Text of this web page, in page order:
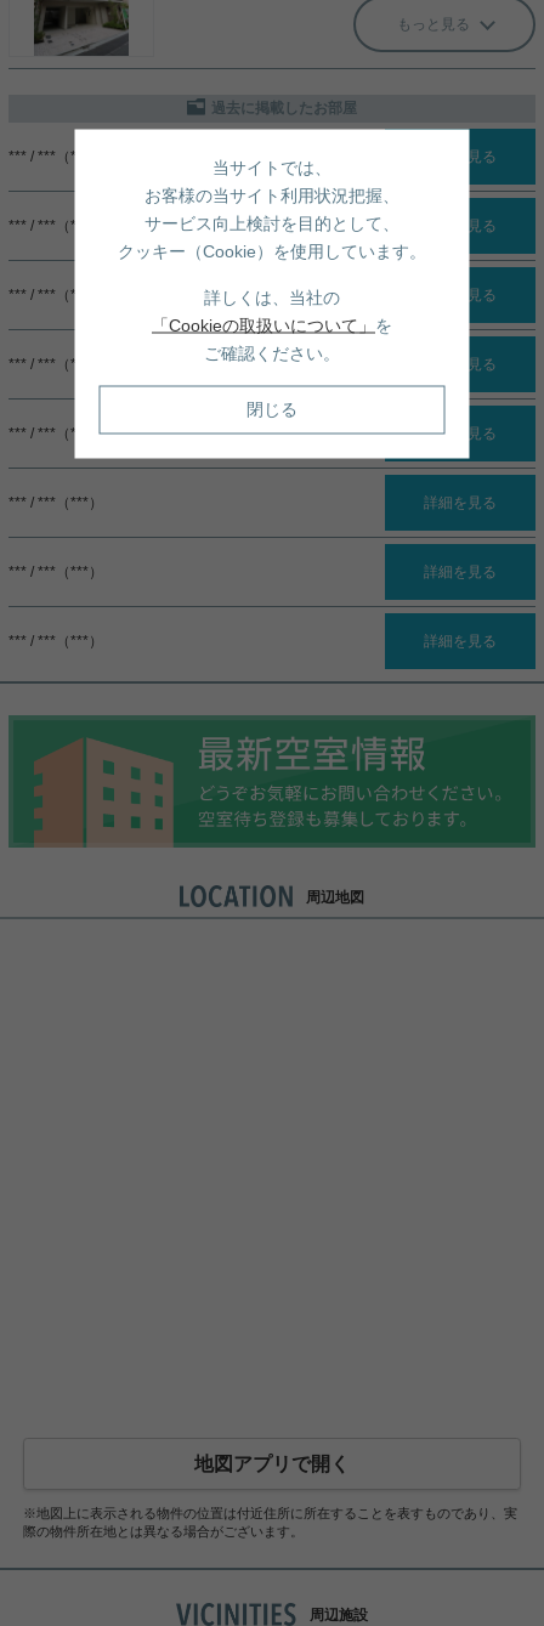
もっと見る
過去に掲載したお部屋
*** / ***（***） 詳細を見る
*** / ***（***） 詳細を見る
*** / ***（***） 詳細を見る
*** / ***（***） 詳細を見る
*** / ***（***） 詳細を見る
*** / ***（***） 詳細を見る
*** / ***（***） 詳細を見る
*** / ***（***） 詳細を見る
周辺地図
地図アプリで開く
※地図上に表示される物件の位置は付近住所に所在することを表すものであり、実
際の物件所在地とは異なる場合がございます。
周辺施設
当サイトでは、
お客様の当サイト利用状況把握、
サービス向上検討を目的として、
クッキー（Cookie）を使用しています。
詳しくは、当社の
「Cookieの取扱いについて」 を
ご確認ください。
閉じる